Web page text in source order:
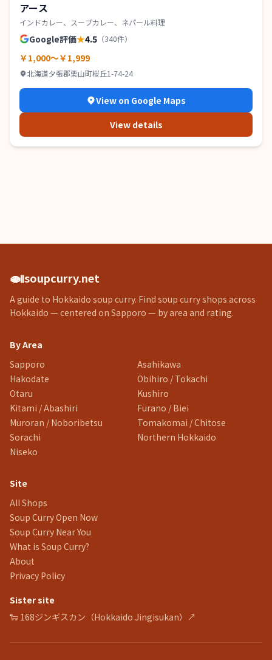
アース
インドカレー、スープカレー、ネパール料理
Google評価★4.5 （340件）
￥1,000～￥1,999
北海道夕張郡栗山町桜丘1-74-24
View on Google Maps
View details
🍛soupcurry.net
A guide to Hokkaido soup curry. Find soup curry shops across
Hokkaido — centered on Sapporo — by area and rating.
By Area
Sapporo
Asahikawa
Hakodate
Obihiro / Tokachi
Otaru
Kushiro
Kitami / Abashiri
Furano / Biei
Muroran / Noboribetsu
Tomakomai / Chitose
Sorachi
Northern Hokkaido
Niseko
Site
All Shops
Soup Curry Open Now
Soup Curry Near You
What is Soup Curry?
About
Privacy Policy
Sister site
🐑 168ジンギスカン（Hokkaido Jingisukan）↗